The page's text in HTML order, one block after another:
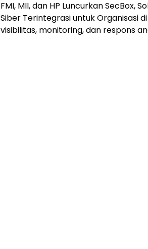
FMI, MII, dan HP Luncurkan SecBox,
Siber Terintegrasi untuk Organisasi
visibilitas, monitoring, dan respons